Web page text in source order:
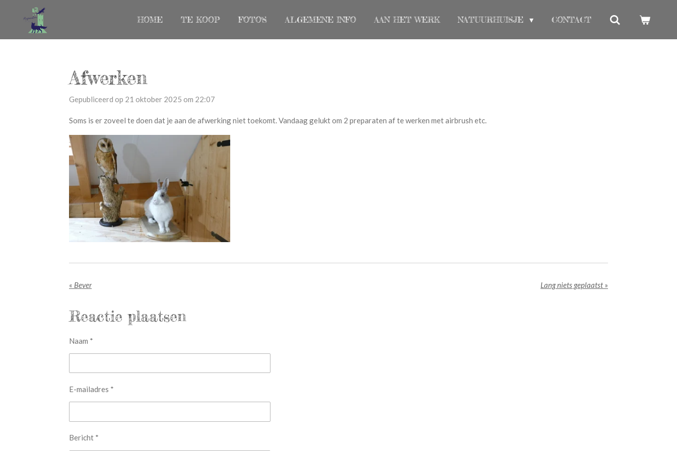
naar
HOME TE KOOP FOTO'S ALGEMENE INFO AAN HET WERK NATUURHUISJE CONTACT
Afwerken
Gepubliceerd op 21 oktober 2025 om 22:07
Soms is er zoveel te doen dat je aan de afwerking niet toekomt. Vandaag gelukt om 2 preparaten af te werken met airbrush etc.
« Bever Lang niets geplaatst »
Reactie plaatsen
Naam *
E-mailadres *
Bericht *